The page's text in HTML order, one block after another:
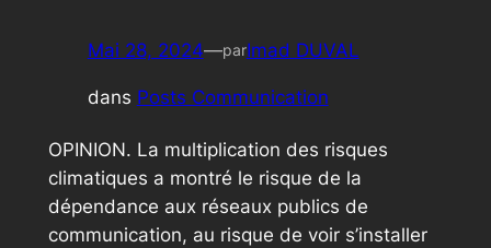
Mai 28, 2024—parImad DUVAL
dans Posts Communication
OPINION. La multiplication des risques
climatiques a montré le risque de la
dépendance aux réseaux publics de
communication, au risque de voir s’installer